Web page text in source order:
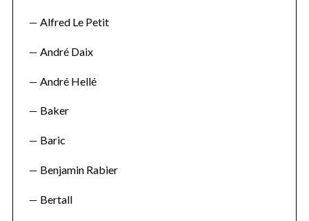
Alfred Le Petit
André Daix
André Hellé
Baker
Baric
Benjamin Rabier
Bertall